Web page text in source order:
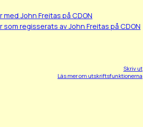
John Freitas på CDON
som regisserats av John Freitas på CDON
Skriv ut
Läs mer om utskriftsfunktionerna